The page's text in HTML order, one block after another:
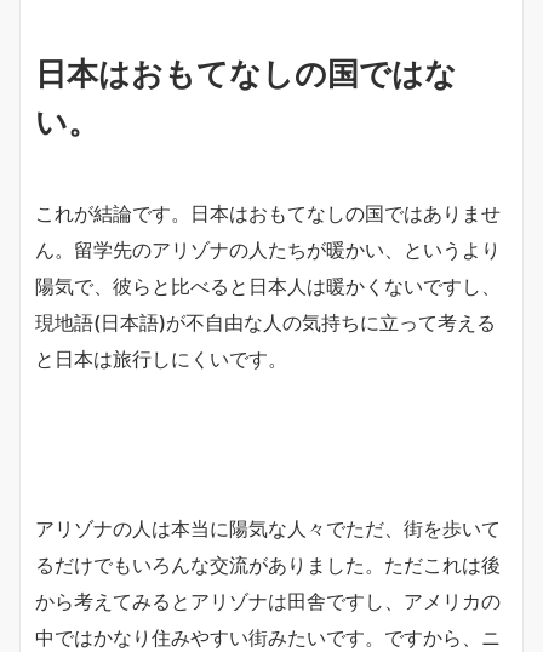
日本はおもてなしの国ではな
い。
これが結論です。日本はおもてなしの国ではありませ
ん。留学先のアリゾナの人たちが暖かい、というより
陽気で、彼らと比べると日本人は暖かくないですし、
現地語(日本語)が不自由な人の気持ちに立って考える
と日本は旅行しにくいです。
アリゾナの人は本当に陽気な人々でただ、街を歩いて
るだけでもいろんな交流がありました。ただこれは後
から考えてみるとアリゾナは田舎ですし、アメリカの
中ではかなり住みやすい街みたいです。ですから、ニ